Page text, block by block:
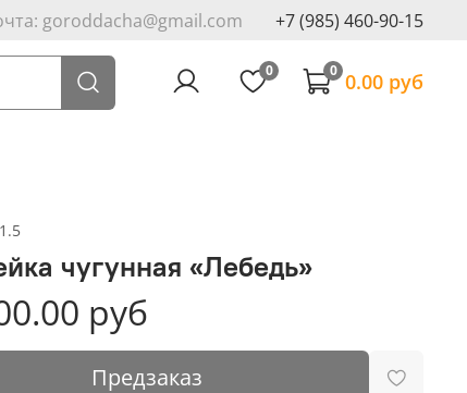
goroddacha@gmail.com +7 (985) 460-90-15
0 0 0.00 руб
чугунная «Лебедь»
руб
Предзаказ